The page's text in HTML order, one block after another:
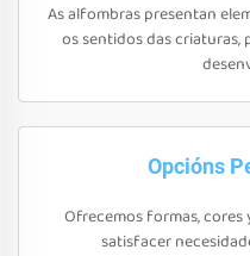
As alfombras presentan
os sentidos das
Opcións
Ofrecemos formas,
satisfacer